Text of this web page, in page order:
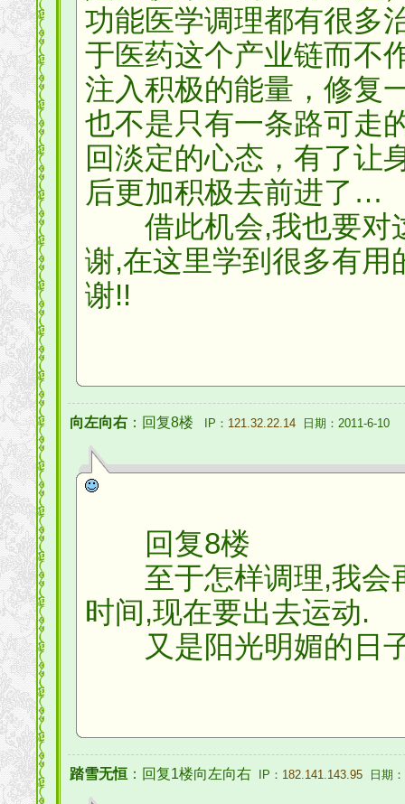
功能医学调理都有很多
于医药这个产业链而不
注入积极的能量，修复
也不是只有一条路可走
回淡定的心态，有了让
后更加积极去前进了…
借此机会,我也要对
谢,在这里学到很多有用
谢!!
向左向右 ：回复8楼 IP： 121.32.22.14 日期：2011-6-10
回复8楼
至于怎样调理,我会
时间,现在要出去运动.
又是阳光明媚的日
踏雪无恒 ：回复1楼向左向右 IP： 182.141.143.95 日期